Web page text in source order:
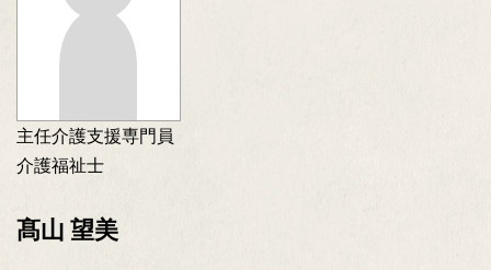
主任介護支援専門員
介護福祉士
髙山 望美